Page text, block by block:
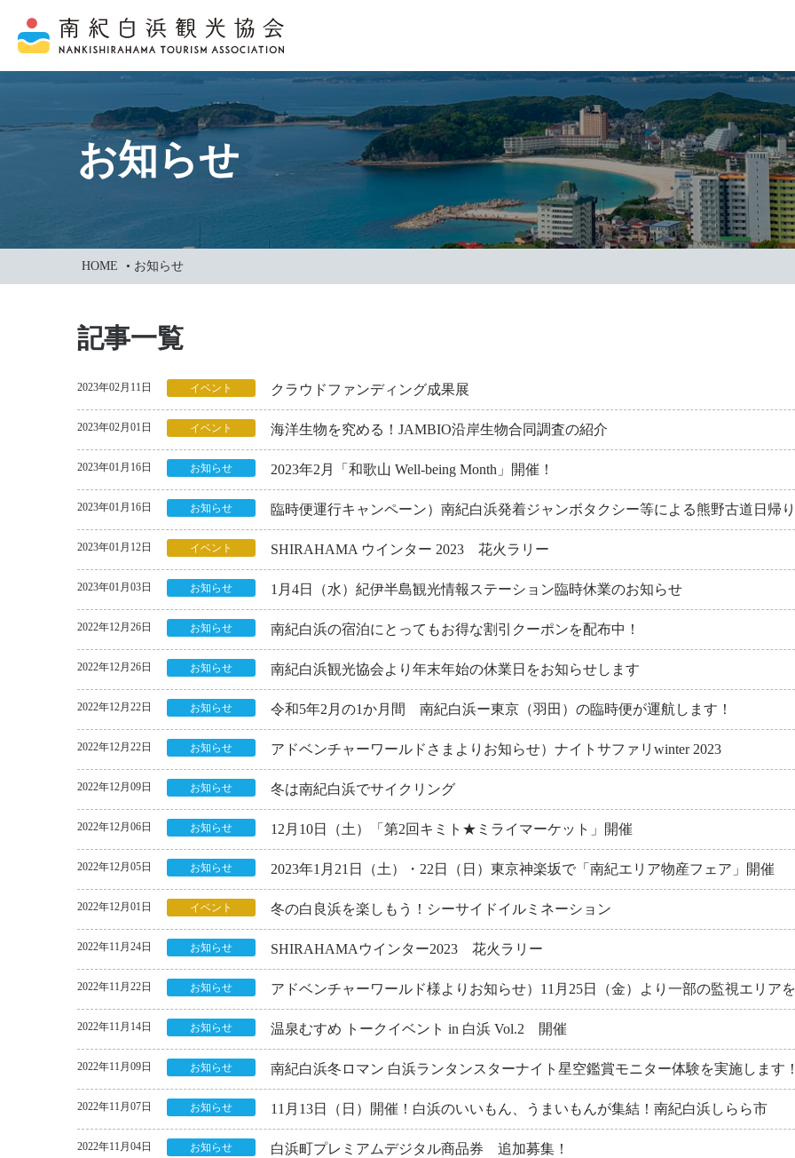
ッ
お知らせ
HOME • お知らせ
記事一覧
2023年02月11日 イベント クラウドファンディング成果展
2023年02月01日 イベント 海洋生物を究める！JAMBIO沿岸生物合同調査の紹介
2023年01月16日 お知らせ 2023年2月「和歌山 Well-being Month」開催！
2023年01月16日 お知らせ 臨時便運行キャンペーン）南紀白浜発着ジャンボタクシー等による熊野古道日帰
2023年01月12日 イベント SHIRAHAMA ウインター 2023 花火ラリー
2023年01月03日 お知らせ 1月4日（水）紀伊半島観光情報ステーション臨時休業のお知らせ
2022年12月26日 お知らせ 南紀白浜の宿泊にとってもお得な割引クーポンを配布中！
2022年12月26日 お知らせ 南紀白浜観光協会より年末年始の休業日をお知らせします
2022年12月22日 お知らせ 令和5年2月の1か月間 南紀白浜ー東京（羽田）の臨時便が運航します！
2022年12月22日 お知らせ アドベンチャーワールドさまよりお知らせ）ナイトサファリwinter 2023
2022年12月09日 お知らせ 冬は南紀白浜でサイクリング
2022年12月06日 お知らせ 12月10日（土）「第2回キミト★ミライマーケット」開催
2022年12月05日 お知らせ 2023年1月21日（土）・22日（日）東京神楽坂で「南紀エリア物産フェア」開催
2022年12月01日 イベント 冬の白良浜を楽しもう！シーサイドイルミネーション
2022年11月24日 お知らせ SHIRAHAMAウインター2023 花火ラリー
2022年11月22日 お知らせ アドベンチャーワールド様よりお知らせ）11月25日（金）より一部の監視エリア
2022年11月14日 お知らせ 温泉むすめ トークイベント in 白浜 Vol.2 開催
2022年11月09日 お知らせ 南紀白浜冬ロマン 白浜ランタンスターナイト星空鑑賞モニター体験を実施します
2022年11月07日 お知らせ 11月13日（日）開催！白浜のいいもん、うまいもんが集結！南紀白浜しらら市
2022年11月04日 お知らせ 白浜町プレミアムデジタル商品券 追加募集！